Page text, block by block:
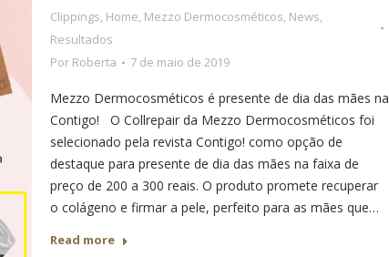
Clippings, Home, Mezzo Dermocosméticos, News,
Resultados
Por Roberta 7 de maio de 2019
Mezzo Dermocosméticos é presente de dia das mães na
Contigo! O Collrepair da Mezzo Dermocosméticos foi
selecionado pela revista Contigo! como opção de
destaque para presente de dia das mães na faixa de
preço de 200 a 300 reais. O produto promete recuperar
o colágeno e firmar a pele, perfeito para as mães que…
Read more